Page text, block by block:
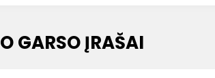
GARSO ĮRAŠAI